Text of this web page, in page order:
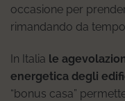
occasione per
rimandando da
In Italia le
energetica degli
“bonus casa”